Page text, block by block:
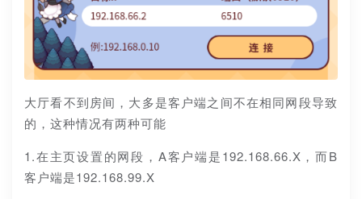
大厅看不到房间，大多是客户端之间不在相同网段导致
的，这种情况有两种可能
1.在主页设置的网段，A客户端是192.168.66.X，而B
客户端是192.168.99.X